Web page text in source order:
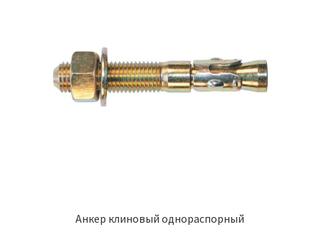
Анкер клиновый однораспорный